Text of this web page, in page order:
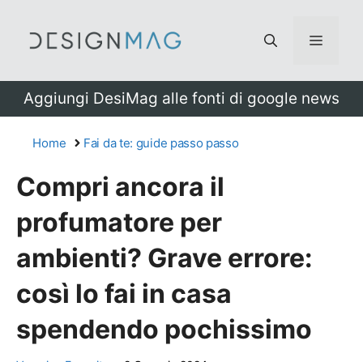
Menu
Aggiungi DesiMag alle fonti di google news
Home Fai da te: guide passo passo
Compri ancora il
profumatore per
ambienti? Grave errore:
così lo fai in casa
spendendo pochissimo